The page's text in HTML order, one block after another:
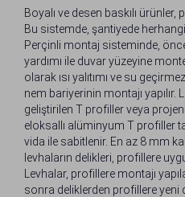
Boyalı ve desen baskılı
Bu sistemde, şantiyede
Perçinli montaj sisteminde,
yardımı ile duvar yüzeyine
olarak ısı yalıtımı ve su
nem bariyerinin montajı yapılır.
geliştirilen T profiller veya
eloksallı alüminyum T profiller
vida ile sabitlenir. En az 8 mm
levhaların delikleri, profillere
Levhalar, profillere montajı
sonra deliklerden profillere yeni